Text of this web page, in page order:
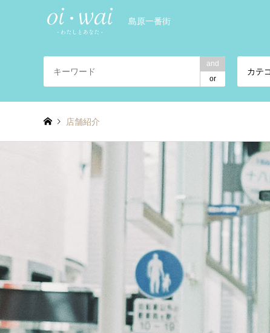
島原一番街
and
or
カテ
店舗紹介